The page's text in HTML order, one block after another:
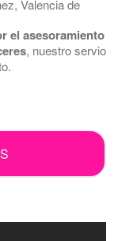
Valencia de
el asesoramiento
, nuestro servio